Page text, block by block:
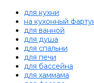
для кухни
на кухонный
для ванной
для душа
для спальни
для печи
для бассейна
для хаммама